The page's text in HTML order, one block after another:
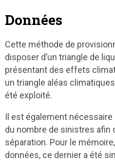
Données
Cette méthode de
disposer d’un triangle de
présentant des effets
un triangle aléas
été exploité.
Il est également nécessaire
du nombre de sinistres afin
séparation. Pour le
données, ce dernier a été